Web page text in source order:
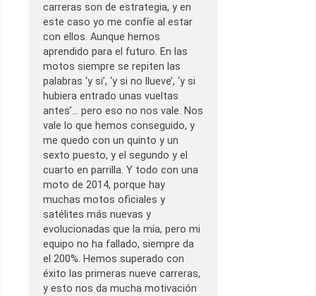
carreras son de estrategia, y en
este caso yo me confíe al estar
con ellos. Aunque hemos
aprendido para el futuro. En las
motos siempre se repiten las
palabras ‘y si’, ‘y si no llueve’, ‘y si
hubiera entrado unas vueltas
antes’… pero eso no nos vale. Nos
vale lo que hemos conseguido, y
me quedo con un quinto y un
sexto puesto, y el segundo y el
cuarto en parrilla. Y todo con una
moto de 2014, porque hay
muchas motos oficiales y
satélites más nuevas y
evolucionadas que la mía, pero mi
equipo no ha fallado, siempre da
el 200%. Hemos superado con
éxito las primeras nueve carreras,
y esto nos da mucha motivación